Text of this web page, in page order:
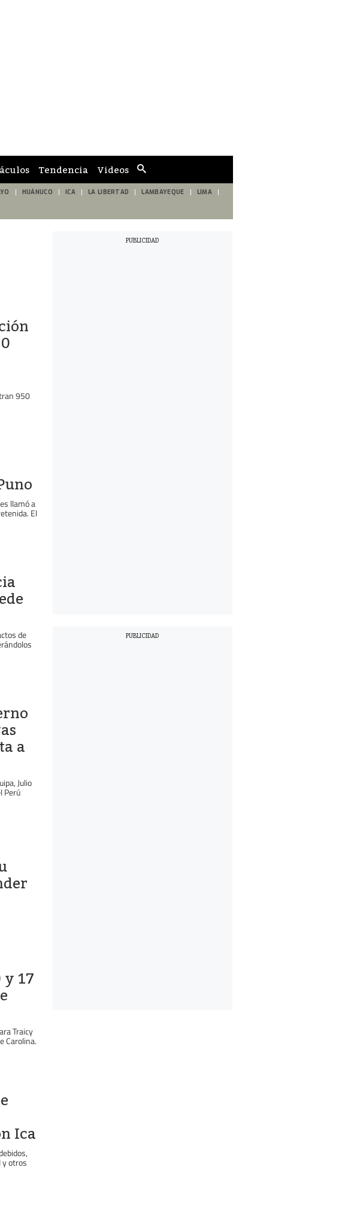
de
búsqueda
Tendencia Videos
HUÁNUCO ICA LA LIBERTAD LAMBAYEQUE LIMA
950
llamó a
El
de
a
Julio
Perú
17
Traicy
Carolina.
Ica
y otros